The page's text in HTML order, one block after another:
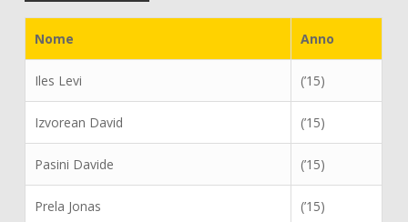
Nome Anno
Iles Levi (’15)
Izvorean David (’15)
Pasini Davide (’15)
Prela Jonas (’15)